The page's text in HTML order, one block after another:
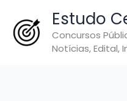
para
Estudo
Concursos
Notícias, Edital,